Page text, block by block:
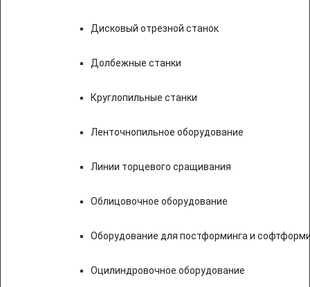
Дисковый отрезной станок
Долбежные станки
Круглопильные станки
Ленточнопильное оборудование
Линии торцевого сращивания
Облицовочное оборудование
Оборудование для постформинга и
Оцилиндровочное оборудование